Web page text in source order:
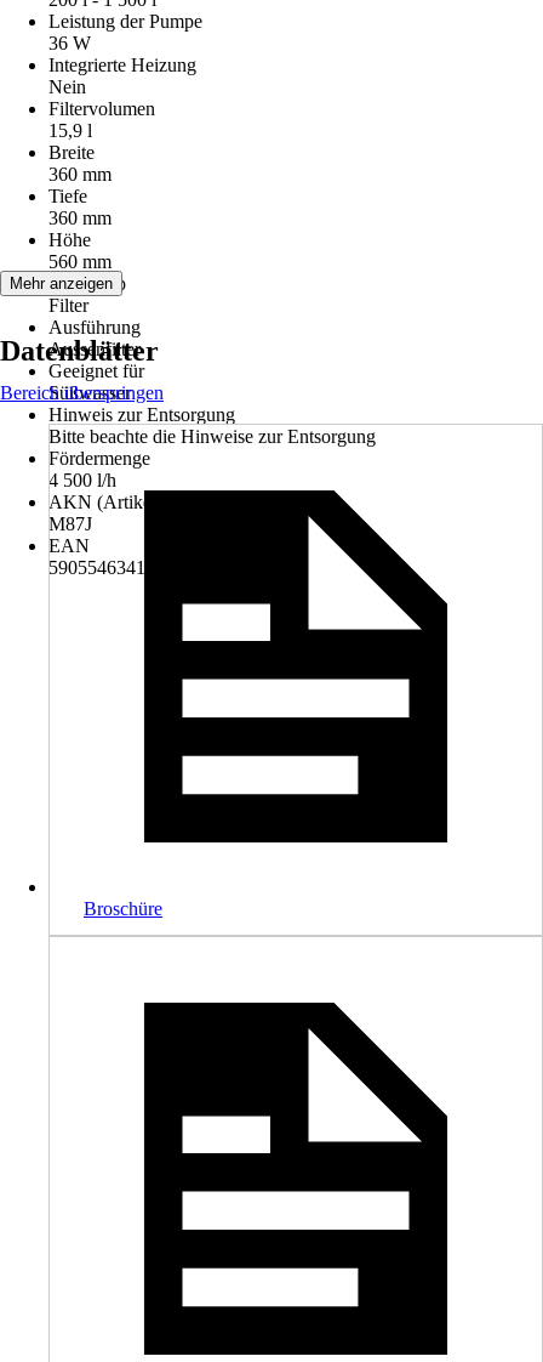
Leistung der Pumpe
36 W
Integrierte Heizung
Nein
Filtervolumen
15,9 l
Breite
360 mm
Tiefe
360 mm
Höhe
560 mm
Artikeltyp
Filter
Ausführung
Aussenfilter
Geeignet für
Süßwasser
Hinweis zur Entsorgung
Bitte beachte die Hinweise zur Entsorgung
Fördermenge
4 500 l/h
AKN (Artikelkurznummer)
M87J
EAN
5905546341240
Mehr anzeigen
Datenblätter
Bereich überspringen
Broschüre